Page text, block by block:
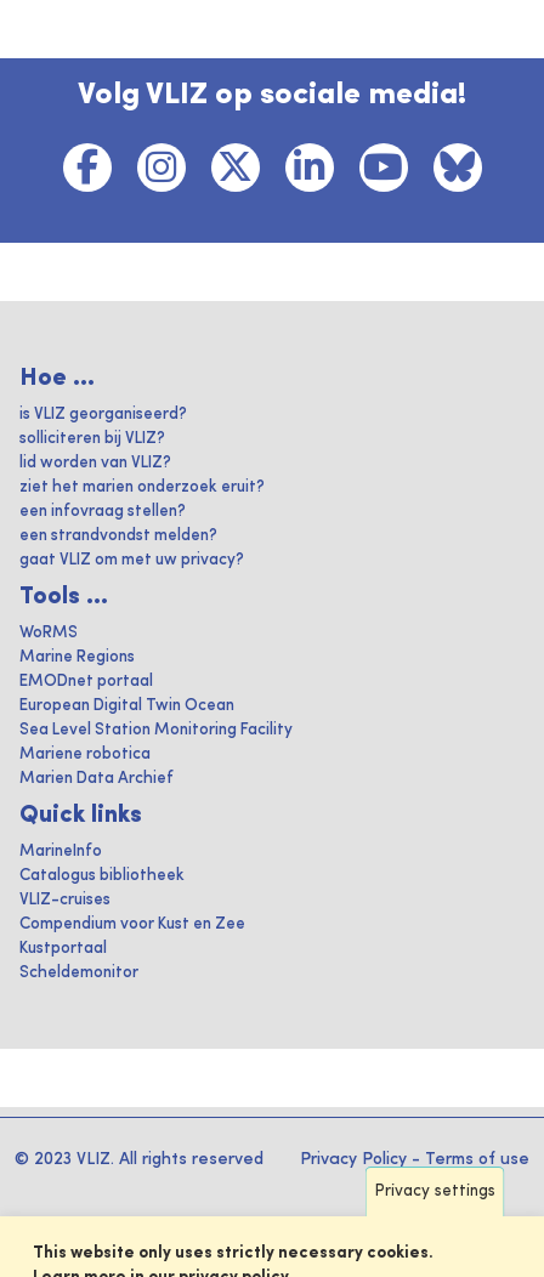
Volg VLIZ op sociale media!
Hoe ...
is VLIZ georganiseerd?
solliciteren bij VLIZ?
lid worden van VLIZ?
ziet het marien onderzoek eruit?
een infovraag stellen?
een strandvondst melden?
gaat VLIZ om met uw privacy?
Tools ...
WoRMS
Marine Regions
EMODnet portaal
European Digital Twin Ocean
Sea Level Station Monitoring Facility
Mariene robotica
Marien Data Archief
Quick links
MarineInfo
Catalogus bibliotheek
VLIZ-cruises
Compendium voor Kust en Zee
Kustportaal
Scheldemonitor
© 2023 VLIZ. All rights reserved Privacy Policy - Terms of use
Privacy settings
This website only uses strictly necessary cookies.